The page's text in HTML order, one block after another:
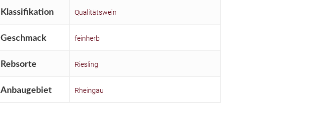
Klassifikation Qualitätswein
Geschmack feinherb
Rebsorte Riesling
Anbaugebiet Rheingau